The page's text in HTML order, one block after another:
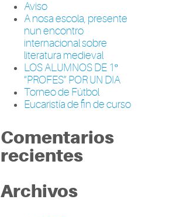
Aviso
A nosa escola, presente
nun encontro
internacional sobre
literatura medieval
LOS ALUMNOS DE 1º
“PROFES” POR UN DIA
Torneo de Fútbol
Eucaristía de fin de curso
Comentarios
recientes
Archivos